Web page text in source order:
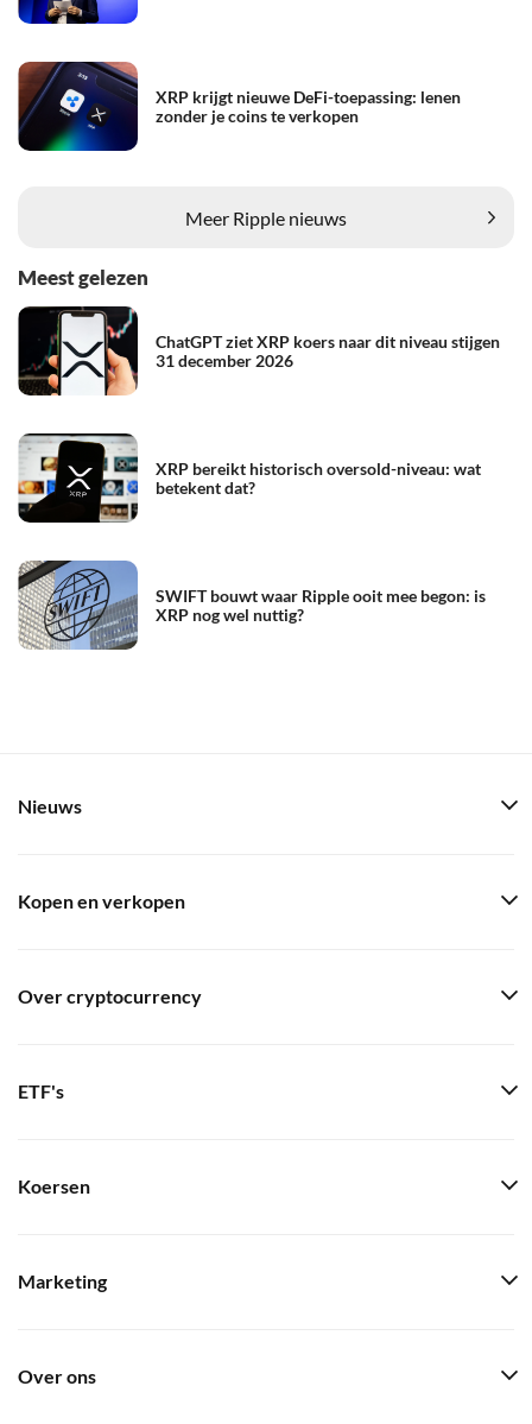
XRP krijgt nieuwe DeFi-toepassing: lenen
zonder je coins te verkopen
Meer Ripple nieuws
Meest gelezen
ChatGPT ziet XRP koers naar dit niveau stijgen
31 december 2026
XRP bereikt historisch oversold-niveau: wat
betekent dat?
SWIFT bouwt waar Ripple ooit mee begon: is
XRP nog wel nuttig?
Nieuws
Kopen en verkopen
Over cryptocurrency
ETF's
Koersen
Marketing
Over ons